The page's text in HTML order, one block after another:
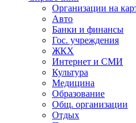
Организации на
Авто
Банки и финансы
Гос. учреждения
ЖКХ
Интернет и СМИ
Культура
Медицина
Образование
Общ. организации
Отдых